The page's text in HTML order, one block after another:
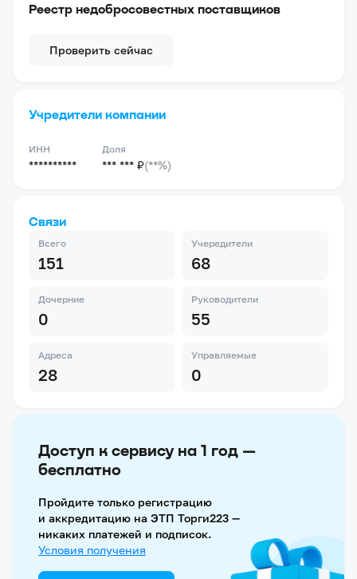
Реестр недобросовестных поставщиков
Проверить сейчас
Учредители компании
ИНН
**********
Доля
*** *** ₽(**%)
Связи
Всего
151
Учередители
68
Дочерние
0
Руководители
55
Адреса
28
Управляемые
0
Доступ к сервису на 1 год —
бесплатно
Пройдите только регистрацию
и аккредитацию на ЭТП Торги223 —
никаких платежей и подписок.
Условия получения